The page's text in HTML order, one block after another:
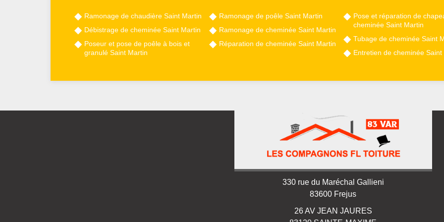
Ramonage de chaudière Saint Martin
Débistrage de cheminée Saint Martin
Poseur et pose de poêle à bois et
granulé Saint Martin
Ramonage de poêle Saint Martin
Ramonage de cheminée Saint Martin
Réparation de cheminée Saint Martin
Pose et réparation de
cheminée Saint Martin
Tubage de cheminée Saint
Entretien de cheminée Saint
330 rue du Maréchal Gallieni
83600 Frejus
26 AV JEAN JAURES